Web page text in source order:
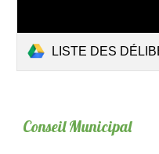
LISTE DES DÉLIBÉRATIONS
Conseil Municipal